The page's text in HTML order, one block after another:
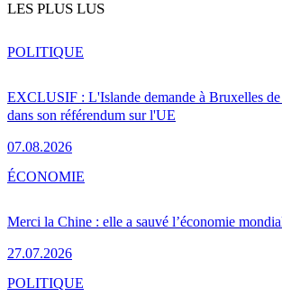
LES PLUS LUS
EXCLUSIF : L'Islande demande à Bruxelles de
dans son référendum sur l'UE
07.08.2026
POLITIQUE
Merci la Chine : elle a sauvé l’économie
27.07.2026
ÉCONOMIE
POLITIQUE